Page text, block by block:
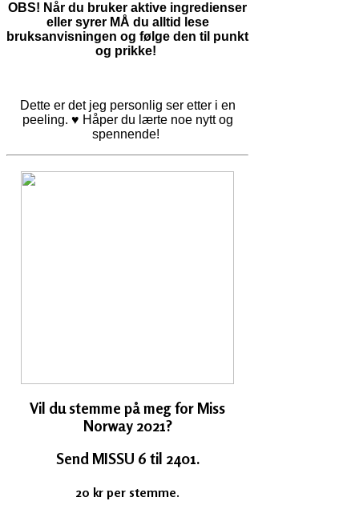
OBS! Når du bruker aktive ingredienser
eller syrer MÅ du alltid lese
bruksanvisningen og følge den til punkt
og prikke!
Dette er det jeg personlig ser etter i en
peeling. ♥ Håper du lærte noe nytt og
spennende!
Vil du stemme på meg for Miss
Norway 2021?
Send MISSU 6 til 2401.
20 kr per stemme.